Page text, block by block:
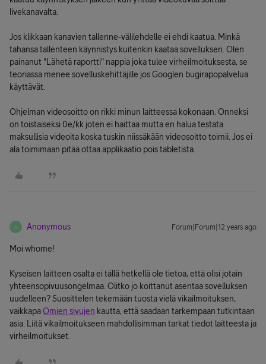
livekanavalta.
Jos klikkaan kanavien tallenne-välilehdelle ei ehdi kaatua. Minkä
tahansa tallenteen käynnistys kuitenkin kaataa sovelluksen. Olen
painanut "Lähetä raportti" nappia joka tulee virheilmoituksesta, se
teoriassa menee sovelluskehittäjille jos Googlen bugirapopalvelua
käyttävät.
Ohjelman videosoitto on rikki minun laitteessa kokonaan. Onneksi
on toistaiseksi 0e/kk joten ei haittaa mutta en halua testata
maksullisia videoita koska tuskin niissäkään videosoitto toimii. Jos ei
ala toimimaan pitää ottaa applikaatio pois tabletista.
A Anonymous Forum|Forum|12 years ago
Moi whome!
Kyseisen laitteen osalta ei tällä hetkellä ole tietoa, että olisi jotain
yhteensopivuusongelmaa. Olitko jo koittanut asentaa sovelluksen
uudelleen? Suosittelen tekemään tuosta vielä vikailmoituksen,
vaikkapaOmien sivujen kautta, että saadaan tarkempaan tutkintaan
asia. Liitä vikailmoitukseen mahdollisimman tarkat tiedot laitteesta ja
virheilmoitukset.